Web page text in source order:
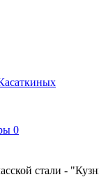
0
стали -